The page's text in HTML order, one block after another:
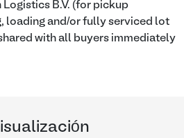
B.V. (for pickup
loading and/or fully serviced lot
with all buyers immediately